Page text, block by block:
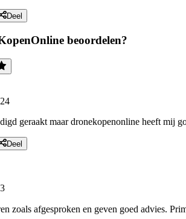
Deel
beoordelen?
geraakt maar dronekopenonline heeft mij
Deel
zoals afgesproken en geven goed advies.